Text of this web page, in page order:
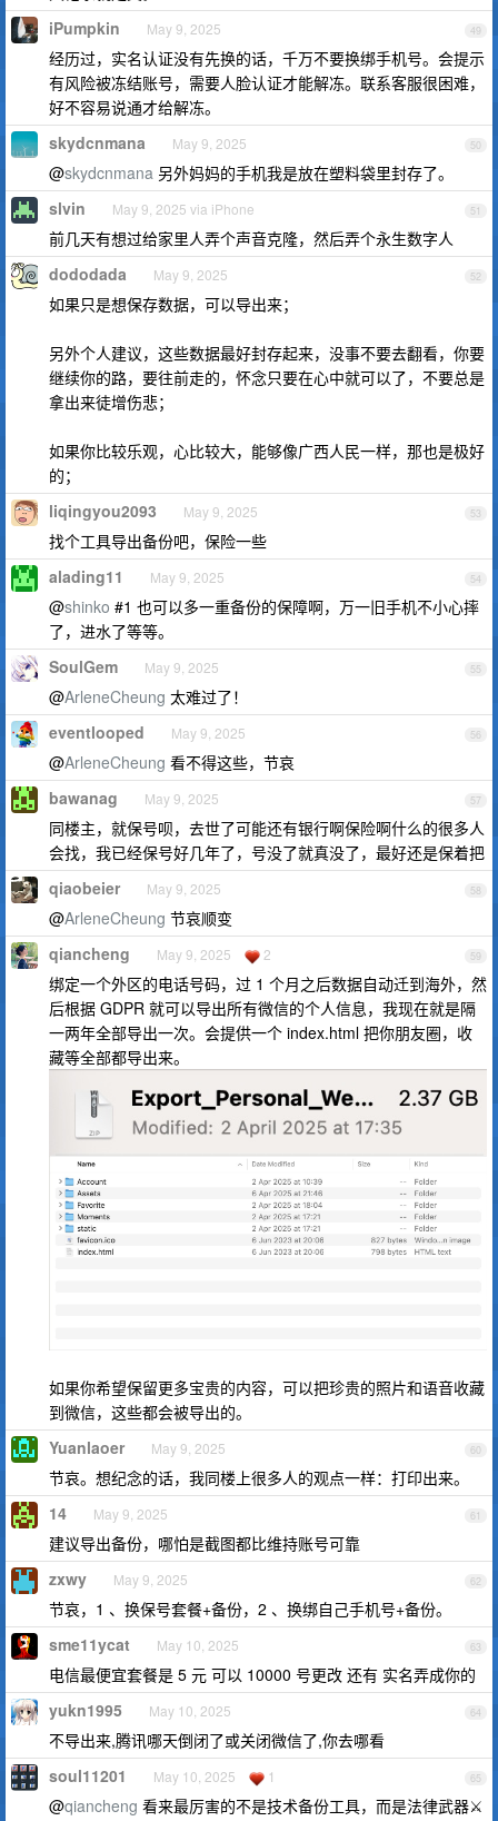
49
iPumpkin May 9, 2025
经历过，实名认证没有先换的话，千万不要换绑手机号。会提示
有风险被冻结账号，需要人脸认证才能解冻。联系客服很困难，
好不容易说通才给解冻。
50
skydcnmana May 9, 2025
@skydcnmana 另外妈妈的手机我是放在塑料袋里封存了。
51
slvin May 9, 2025 via iPhone
前几天有想过给家里人弄个声音克隆，然后弄个永生数字人
52
dododada May 9, 2025
如果只是想保存数据，可以导出来；
另外个人建议，这些数据最好封存起来，没事不要去翻看，你要
继续你的路，要往前走的，怀念只要在心中就可以了，不要总是
拿出来徒增伤悲；
如果你比较乐观，心比较大，能够像广西人民一样，那也是极好
的；
53
liqingyou2093 May 9, 2025
找个工具导出备份吧，保险一些
54
alading11 May 9, 2025
@shinko #1 也可以多一重备份的保障啊，万一旧手机不小心摔
了，进水了等等。
55
SoulGem May 9, 2025
@ArleneCheung 太难过了！
56
eventlooped May 9, 2025
@ArleneCheung 看不得这些，节哀
57
bawanag May 9, 2025
同楼主，就保号呗，去世了可能还有银行啊保险啊什么的很多人
会找，我已经保号好几年了，号没了就真没了，最好还是保着把
58
qiaobeier May 9, 2025
@ArleneCheung 节哀顺变
59
qiancheng May 9, 2025 2
绑定一个外区的电话号码，过 1 个月之后数据自动迁到海外，然
后根据 GDPR 就可以导出所有微信的个人信息，我现在就是隔
一两年全部导出一次。会提供一个 index.html 把你朋友圈，收
藏等全部都导出来。
如果你希望保留更多宝贵的内容，可以把珍贵的照片和语音收藏
到微信，这些都会被导出的。
60
Yuanlaoer May 9, 2025
节哀。想纪念的话，我同楼上很多人的观点一样：打印出来。
61
14 May 9, 2025
建议导出备份，哪怕是截图都比维持账号可靠
62
zxwy May 9, 2025
节哀，1 、换保号套餐+备份，2 、换绑自己手机号+备份。
63
sme11ycat May 10, 2025
电信最便宜套餐是 5 元 可以 10000 号更改 还有 实名弄成你的
64
yukn1995 May 10, 2025
不导出来,腾讯哪天倒闭了或关闭微信了,你去哪看
65
soul11201 May 10, 2025 1
@qiancheng 看来最厉害的不是技术备份工具，而是法律武器⚔️